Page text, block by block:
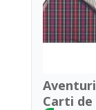
Carti